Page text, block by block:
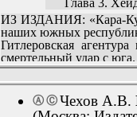
Глава 3.
Глава 4.
Глава 5.
Глава 6.
Часть
Глава 1.
Глава 2. На
Глава 4.
ИЗ ИЗДАНИЯ: «Кара-
наших южных
Гитлеровская
смертельный удар с юга.
Советское
году) срочно ввести в
юга, но и оградила
иранцев, курдов,
Ⓐ Ⓒ Чехов А.В.